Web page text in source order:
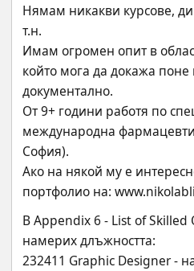
Нямам никакви курсове,
т.н.
Имам огромен опит в
който мога да докажа поне
документално.
От 9+ години работя по
международна
София).
Ако на някой му е
портфолио на:
В Appendix 6 - List of Skilled
намерих длъжността:
232411 Graphic Designer -